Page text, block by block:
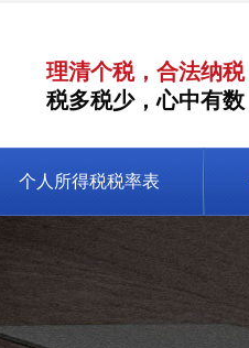
理清个税，合法纳税
税多税少，心中有数
个人所得税税率表